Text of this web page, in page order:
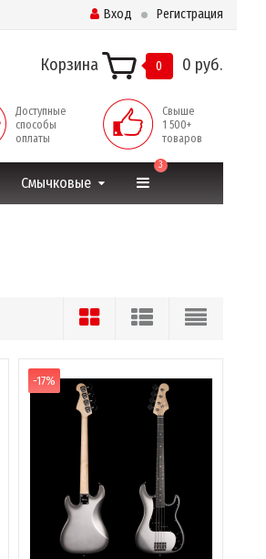
Вход Регистрация
Корзина 0 0 руб.
Доступные
способы
оплаты
Свыше
1 500+
товаров
Смычковые
3
-17%